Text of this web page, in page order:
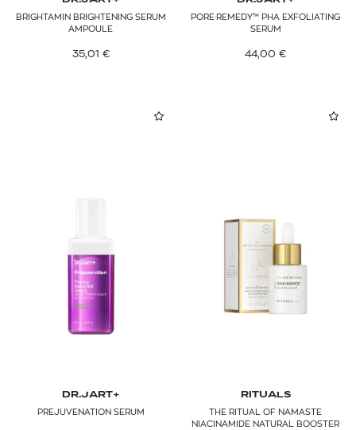
BRIGHTAMIN BRIGHTENING SERUM
AMPOULE
35,01 €
PORE·REMEDY™ PHA EXFOLIATING
SERUM
44,00 €
DR.JART+
PREJUVENATION SERUM
RITUALS
THE RITUAL OF NAMASTE
NIACINAMIDE NATURAL BOOSTER